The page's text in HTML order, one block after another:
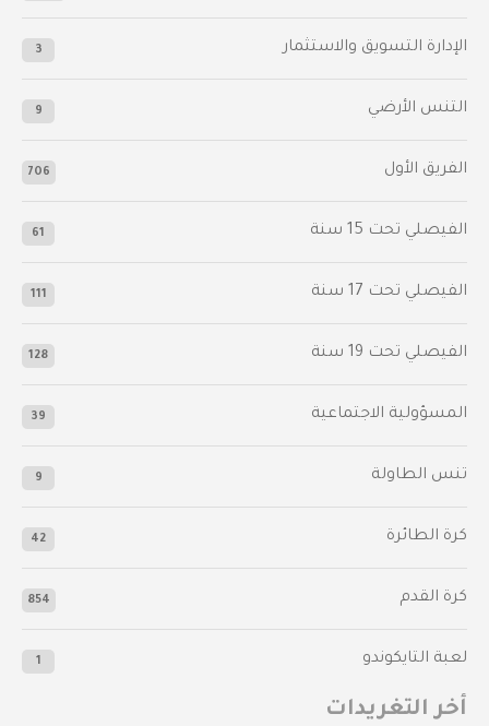
الإدارة التسويق والاستثمار 3
التنس الأرضي 9
الفريق الأول 706
الفيصلي‬⁩ تحت 15 سنة 61
‫الفيصلي‬⁩ تحت 17 سنة 111
الفيصلي‬⁩ تحت 19 سنة 128
المسؤولية الاجتماعية 39
تنس الطاولة 9
كرة الطائرة 42
كرة القدم 854
لعبة التايكوندو 1
أخر التغريدات